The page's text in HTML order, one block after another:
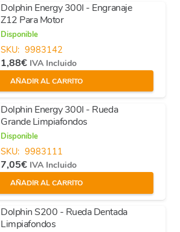
Dolphin Energy 300I - Engranaje
Z12 Para Motor
Disponible
SKU: 9983142
1,88€ IVA Incluido
AÑADIR AL CARRITO
Dolphin Energy 300I - Rueda
Grande Limpiafondos
Disponible
SKU: 9983111
7,05€ IVA Incluido
AÑADIR AL CARRITO
Dolphin S200 - Rueda Dentada
Limpiafondos